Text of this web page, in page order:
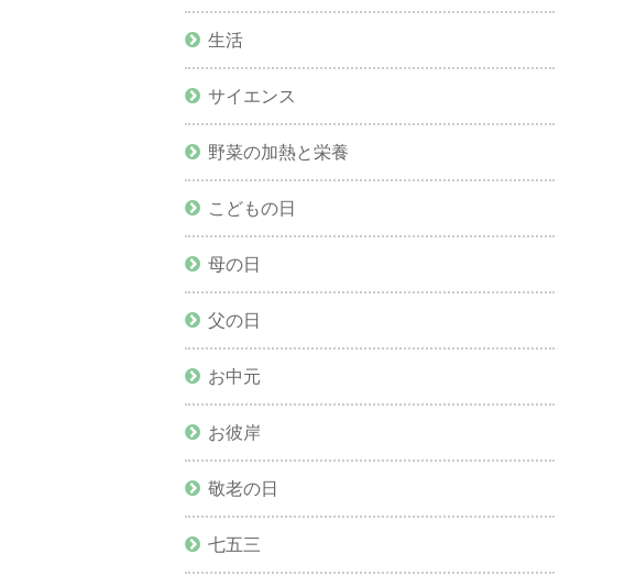
生活
サイエンス
野菜の加熱と栄養
こどもの日
母の日
父の日
お中元
お彼岸
敬老の日
七五三